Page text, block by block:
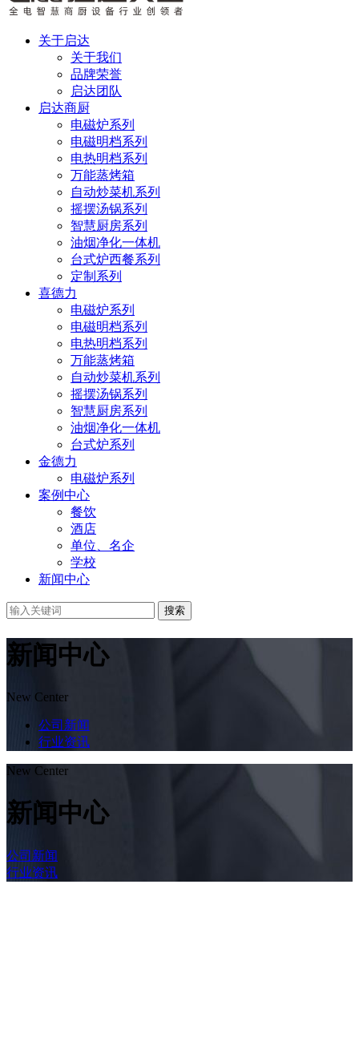
关于启达
关于我们
品牌荣誉
启达团队
启达商厨
电磁炉系列
电磁明档系列
电热明档系列
万能蒸烤箱
自动炒菜机系列
摇摆汤锅系列
智慧厨房系列
油烟净化一体机
台式炉西餐系列
定制系列
喜德力
电磁炉系列
电磁明档系列
电热明档系列
万能蒸烤箱
自动炒菜机系列
摇摆汤锅系列
智慧厨房系列
油烟净化一体机
台式炉系列
金德力
电磁炉系列
案例中心
餐饮
酒店
单位、名企
学校
新闻中心
搜索
新闻中心
New Center
公司新闻
行业资讯
New Center
新闻中心
公司新闻
行业资讯